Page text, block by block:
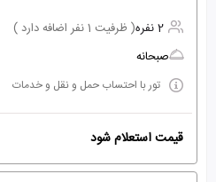
2 نفره
( ظرفیت 1 نفر اضافه دارد )
صبحانه
تور با احتساب حمل و نقل و خدمات
قیمت استعلام شود